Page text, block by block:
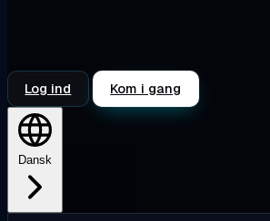
Log ind Kom i gang
Dansk